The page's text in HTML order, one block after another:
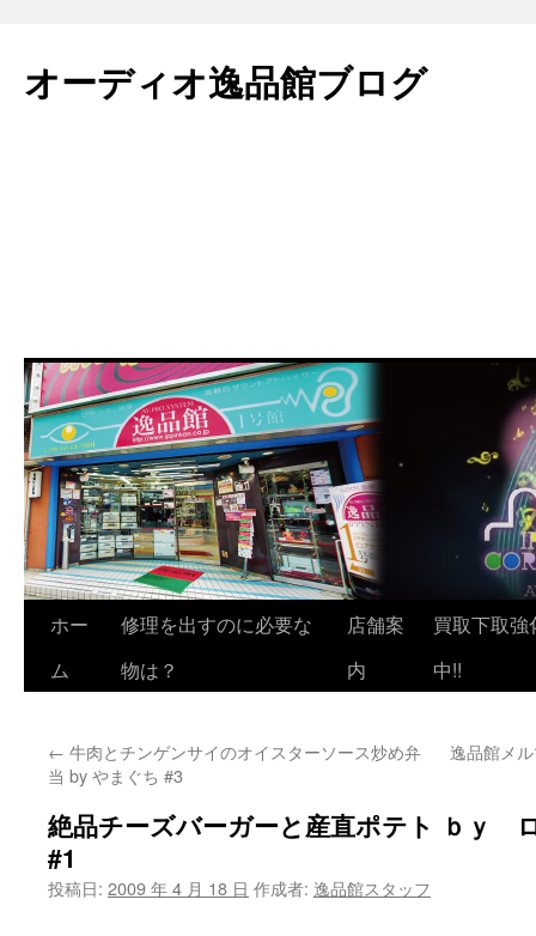
テ
ン
オーディオ逸品館ブログ
ホー
ム
修理を出すのに必要な
物は？
店舗案
内
買取下取強
中!!
← 牛肉とチンゲンサイのオイスターソース炒め弁
当 by やまぐち #3
逸品館メ
絶品チーズバーガーと産直ポテト ｂｙ
#1
投稿日: 2009 年 4 月 18 日 作成者: 逸品館スタッフ